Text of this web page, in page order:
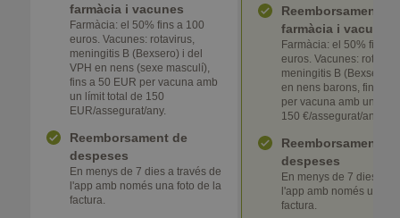
farmàcia i vacunes
Farmàcia: el 50% fins a 100
euros. Vacunes: rotavirus,
meningitis B (Bexsero) i del
VPH en nens (sexe masculí),
fins a 50 EUR per vacuna amb
un límit total de 150
EUR/assegurat/any.
Reemborsament de
despeses
En menys de 7 dies a través de
l'app amb només una foto de la
factura.
Reemborsament de
farmàcia i vacunes
Farmàcia: el 50% fins a
euros. Vacunes:
meningitis B (Bexsero) i
en nens barons, fins a
per vacuna amb un límit
150 €/assegurat/any.
Reemborsament de
despeses
En menys de 7 dies a
l'app amb només una
factura.